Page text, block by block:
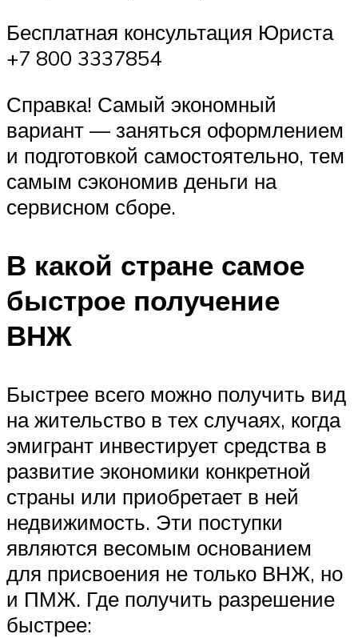
Бесплатная консультация Юриста
+7 800 3337854
Справка! Самый экономный
вариант — заняться оформлением
и подготовкой самостоятельно, тем
самым сэкономив деньги на
сервисном сборе.
В какой стране самое
быстрое получение
ВНЖ
Быстрее всего можно получить вид
на жительство в тех случаях, когда
эмигрант инвестирует средства в
развитие экономики конкретной
страны или приобретает в ней
недвижимость. Эти поступки
являются весомым основанием
для присвоения не только ВНЖ, но
и ПМЖ. Где получить разрешение
быстрее: